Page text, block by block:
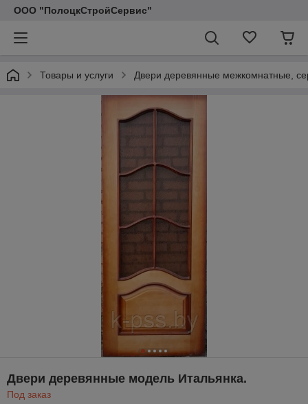
ООО "ПолоцкСтройСервис"
Товары и услуги Двери деревянные межкомнатные,
Двери деревянные модель Итальянка.
Под заказ